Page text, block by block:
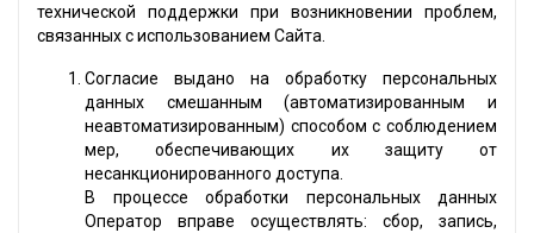
технической поддержки при возникновении проблем,
связанных с использованием Сайта.
Согласие выдано на обработку персональных
данных смешанным (автоматизированным и
неавтоматизированным) способом с соблюдением
мер, обеспечивающих их защиту от
несанкционированного доступа.
В процессе обработки персональных данных
Оператор вправе осуществлять: сбор, запись,